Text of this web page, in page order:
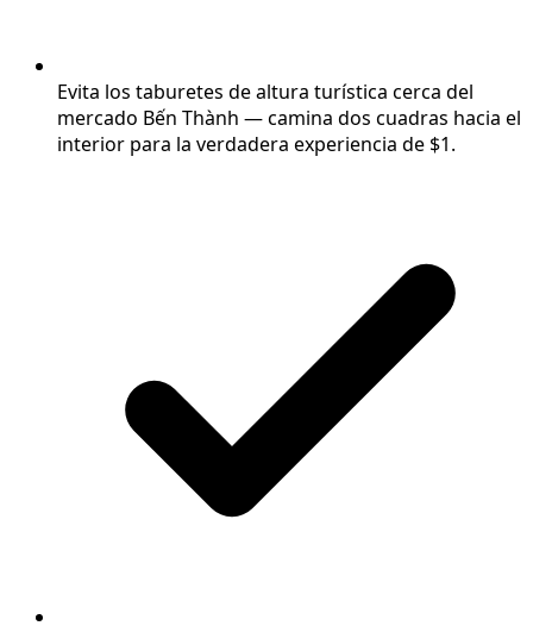
Evita los taburetes de altura turística cerca del
mercado Bến Thành — camina dos cuadras hacia el
interior para la verdadera experiencia de $1.